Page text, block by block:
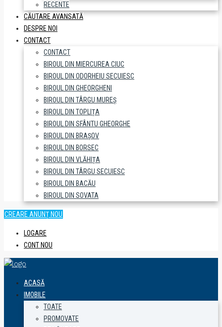
RECENTE
CĂUTARE AVANSATĂ
DESPRE NOI
CONTACT
CONTACT
BIROUL DIN MIERCUREA CIUC
BIROUL DIN ODORHEIU SECUIESC
BIROUL DIN GHEORGHENI
BIROUL DIN TÂRGU MUREȘ
BIROUL DIN TOPLIȚA
BIROUL DIN SFÂNTU GHEORGHE
BIROUL DIN BRAȘOV
BIROUL DIN BORSEC
BIROUL DIN VLĂHIȚA
BIROUL DIN TÂRGU SECUIESC
BIROUL DIN BACĂU
BIROUL DIN SOVATA
CREARE ANUNȚ NOU
LOGARE
CONT NOU
ACASĂ
IMOBILE
TOATE
PROMOVATE